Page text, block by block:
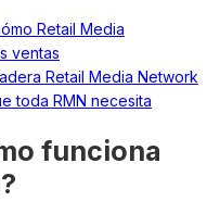
Retail Media
ventas
Retail Media Network
toda RMN necesita
funciona